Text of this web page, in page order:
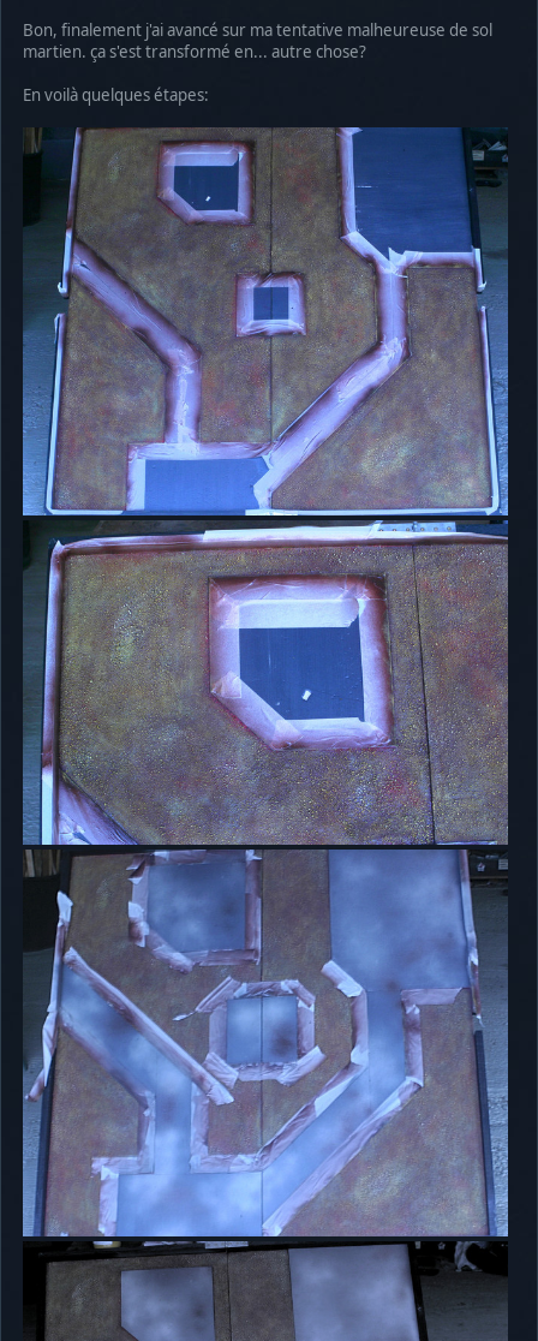
Bon, finalement j'ai avancé sur ma tentative malheureuse de sol
martien. ça s'est transformé en... autre chose?
En voilà quelques étapes: